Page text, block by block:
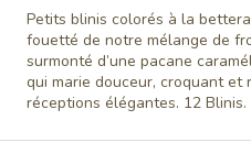
élégantes. 12 Blinis.
$42.00 3,50$ l'unité
Blinis
au
Petits blinis colorés à la
fouetté de notre mélange de
surmonté d’une pacane
qui marie douceur, croquant
réceptions élégantes. 12 Blinis.